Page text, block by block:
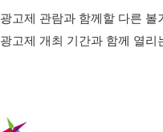
광고제 관람과 함께할 다른
광고제 개최 기간과 함께 열